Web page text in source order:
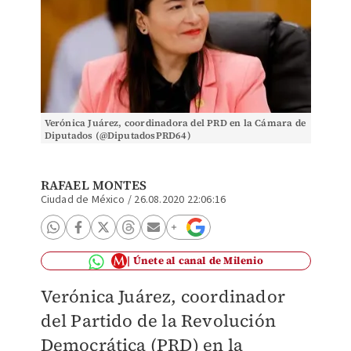
Verónica Juárez, coordinadora del PRD en la Cámara de
Diputados (@DiputadosPRD64)
RAFAEL MONTES
Ciudad de México / 26.08.2020 22:06:16
Únete al canal de Milenio
Verónica Juárez, coordinador
del Partido de la Revolución
Democrática (PRD) en la